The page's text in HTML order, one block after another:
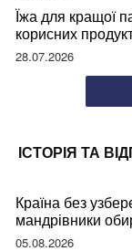
Їжа для кращої
корисних
28.07.2026
ІСТОРІЯ ТА
Країна без
мандрівники
05.08.2026